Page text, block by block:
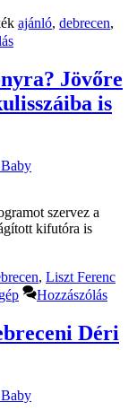
ajánló, debrecen,
Jövőre
is
szervez a
kifutóra is
, Liszt Ferenc
Hozzászólás
Déri